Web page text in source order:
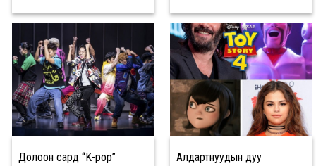
Долоон сард “K-pop”
Алдартнуудын дуу